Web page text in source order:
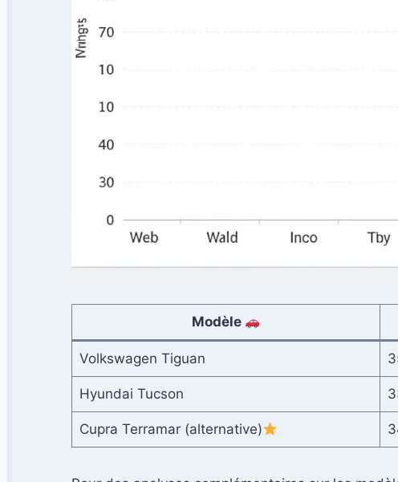
Modèle
Volkswagen Tiguan
Hyundai Tucson
Cupra Terramar (alternative)